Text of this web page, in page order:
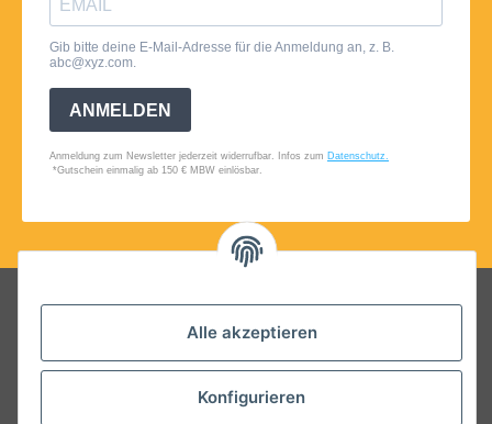
Alle akzeptieren
Konfigurieren
Folgt uns auf Social Media